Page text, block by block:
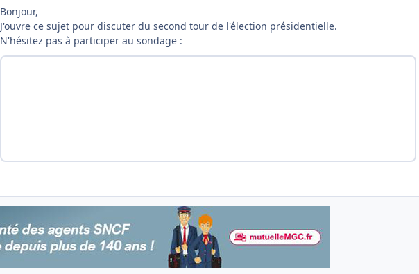
Bonjour,
J'ouvre ce sujet pour discuter du second tour de l'élection présidentielle.
N'hésitez pas à participer au sondage :